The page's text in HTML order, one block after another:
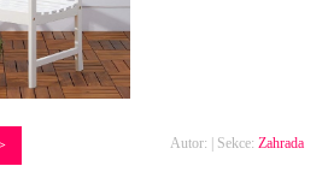
Autor: | Sekce: Zahrada